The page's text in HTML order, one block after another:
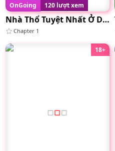
OnGoing 120 lượt xem
Nhà Thổ Tuyệt Nhất Ở Dị Giới
Chapter 1
18+